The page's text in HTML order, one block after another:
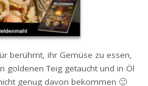
berühmt, ihr Gemüse zu essen,
goldenen Teig getaucht und in Öl
genug davon bekommen 🙂